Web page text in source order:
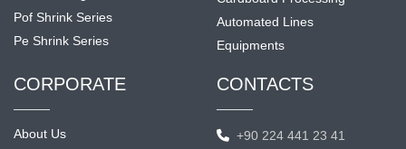
Pof Shrink Series
Pe Shrink Series
Automated Lines
Equipments
CORPORATE
About Us
CONTACTS
+90 224 441 23 41